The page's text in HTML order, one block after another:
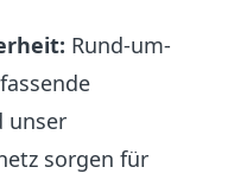
Rund-um-
unser
sorgen für